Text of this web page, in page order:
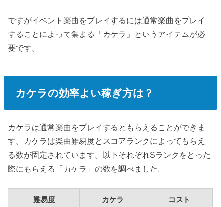
ですがイベント楽曲をプレイするには通常楽曲をプレイ
することによって集まる「カケラ」というアイテムが必
要です。
カケラの効率よい稼ぎ方は？
カケラは通常楽曲をプレイするともらえることができま
す。カケラは楽曲難易度とスコアランクによってもらえ
る数が固定されています。以下それぞれSランクをとった
際にもらえる「カケラ」の数を調べました。
難易度 カケラ コスト